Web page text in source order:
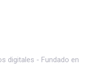
digitales - Fundado en